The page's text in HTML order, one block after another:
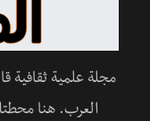
مجلة علمية ثقافية
العرب. هنا